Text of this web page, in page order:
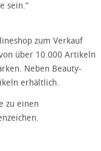
sein.“
zum Verkauf
über 10.000 Artikeln
Neben Beauty-
erhältlich.
zu einen